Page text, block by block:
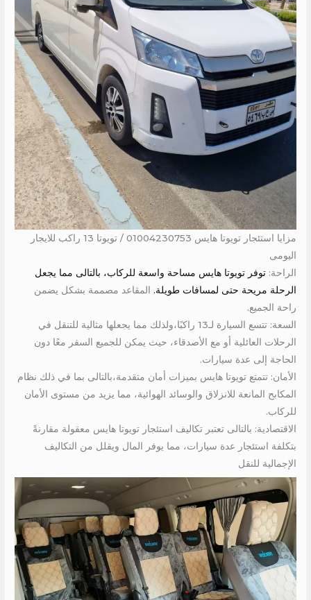
مزايا استئجار تويوتا هايس 01004230753 / تويوتا 13 راكب للايجار
اليومى
الراحة: توفر تويوتا هايس مساحة واسعة للركاب، بالتالى مما يجعل
الرحلة مريحة حتى لمسافات طويلة. المقاعد مصممة بشكل يضمن
راحة الجميع.
السعة: تتسع السيارة لـ13 راكبًا،ولذلك مما يجعلها مثالية للتنقل في
الرحلات العائلية أو مع الأصدقاء، حيث يمكن للجميع السفر معًا دون
الحاجة إلى عدة سيارات.
الأمان: تتمتع تويوتا هايس بميزات أمان متقدمة،بالتالى بما في ذلك نظام
المكابح المانعة للانزلاق والوسائد الهوائية، مما يزيد من مستوى الأمان
للركاب.
الاقتصادية: بالتالى تعتبر تكاليف استئجار تويوتا هايس معقولة مقارنةً
بتكلفة استئجار عدة سيارات، مما يوفر المال ويقلل من التكاليف
الإجمالية للنقل